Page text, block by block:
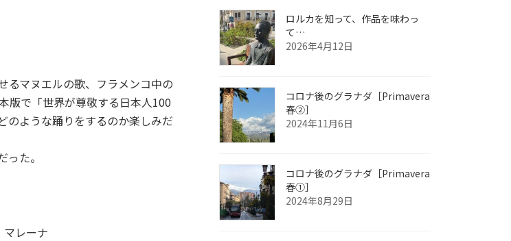
るマヌエルの歌、フラメンコ中の
版で「世界が尊敬する日本人100
のような踊りをするのか楽しみだ
た。
マレーナ
ロルカを知って、作品を味わっ
て…
2026年4月12日
コロナ後のグラナダ［Primavera
春②］
2024年11月6日
コロナ後のグラナダ［Primavera
春①］
2024年8月29日